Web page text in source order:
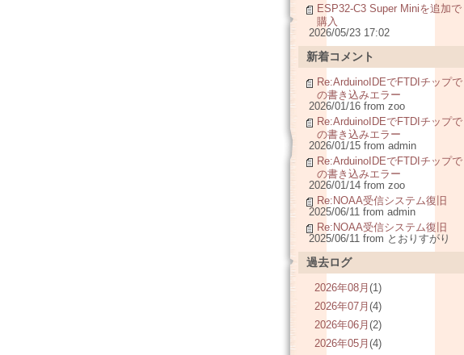
ESP32-C3 Super Miniを追加で
購入
2026/05/23 17:02
新着コメント
Re:ArduinoIDEでFTDIチップで
の書き込みエラー
2026/01/16 from zoo
Re:ArduinoIDEでFTDIチップで
の書き込みエラー
2026/01/15 from admin
Re:ArduinoIDEでFTDIチップで
の書き込みエラー
2026/01/14 from zoo
Re:NOAA受信システム復旧
2025/06/11 from admin
Re:NOAA受信システム復旧
2025/06/11 from とおりすがり
過去ログ
2026年08月 (1)
2026年07月 (4)
2026年06月 (2)
2026年05月 (4)